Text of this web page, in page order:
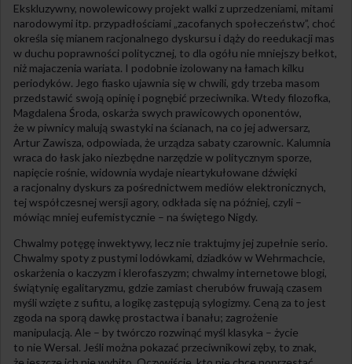
Ekskluzywny, nowolewicowy projekt walki z uprzedzeniami, mitami
narodowymi itp. przypadłościami „zacofanych społeczeństw”, choć
określa się mianem racjonalnego dyskursu i dąży do reedukacji mas
w duchu poprawności politycznej, to dla ogółu nie mniejszy bełkot,
niż majaczenia wariata. I podobnie izolowany na łamach kilku
periodyków. Jego fiasko ujawnia się w chwili, gdy trzeba masom
przedstawić swoją opinię i pognębić przeciwnika. Wtedy filozofka,
Magdalena Środa, oskarża swych prawicowych oponentów,
że w piwnicy malują swastyki na ścianach, na co jej adwersarz,
Artur Zawisza, odpowiada, że urządza sabaty czarownic. Kalumnia
wraca do łask jako niezbędne narzędzie w politycznym sporze,
napięcie rośnie, widownia wydaje nieartykułowane dźwięki
a racjonalny dyskurs za pośrednictwem mediów elektronicznych,
tej współczesnej wersji agory, odkłada się na później, czyli –
mówiąc mniej eufemistycznie – na świętego Nigdy.
Chwalmy potęgę inwektywy, lecz nie traktujmy jej zupełnie serio.
Chwalmy spoty z pustymi lodówkami, dziadków w Wehrmachcie,
oskarżenia o kaczyzm i klerofaszyzm; chwalmy internetowe blogi,
świątynię egalitaryzmu, gdzie zamiast cherubów fruwają czasem
myśli wzięte z sufitu, a logikę zastępują sylogizmy. Ceną za to jest
zgoda na sporą dawkę prostactwa i banału; zagrożenie
manipulacją. Ale – by twórczo rozwinąć myśl klasyka – życie
to nie Wersal. Jeśli można pokazać przeciwnikowi zęby, to znak,